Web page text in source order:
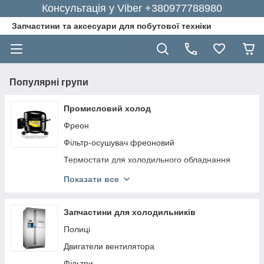
Консультація у Viber +380977788980
Запчастини та аксесуари для побутової техніки
Популярні групи
Промисловий холод
Фреон
Фільтр-осушувач фреоновий
Термостати для холодильного обладнання
Пускові конденсатори для кондиціонерів
Оливи для компресорів кондиціонерів і
Показати все
Запчастини для холодильників
Полиці
Двигатели вентилятора